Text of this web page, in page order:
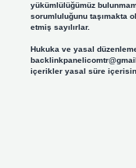
yükümlülüğümüz
sorumluluğunu taşımakta
etmiş sayılırlar.
Hukuka ve yasal
içerikler yasal süre